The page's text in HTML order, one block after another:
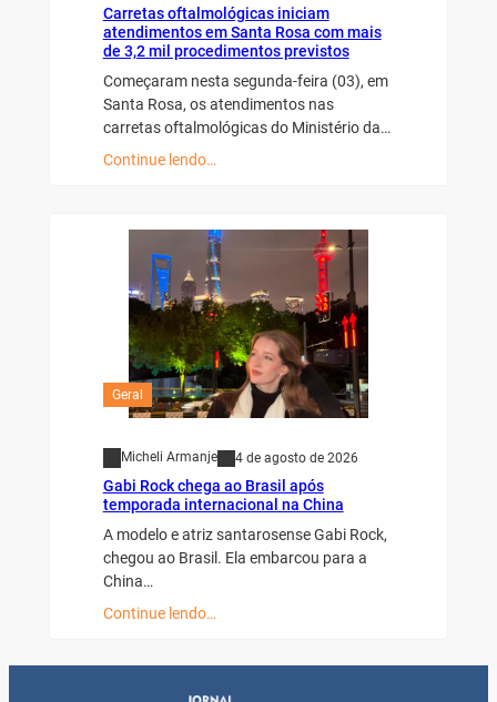
Carretas oftalmológicas iniciam
atendimentos em Santa Rosa com mais
de 3,2 mil procedimentos previstos
Começaram nesta segunda-feira (03), em
Santa Rosa, os atendimentos nas
carretas oftalmológicas do Ministério da…
Continue lendo…
Geral
Micheli Armanje 4 de agosto de 2026
Gabi Rock chega ao Brasil após
temporada internacional na China
A modelo e atriz santarosense Gabi Rock,
chegou ao Brasil. Ela embarcou para a
China…
Continue lendo…